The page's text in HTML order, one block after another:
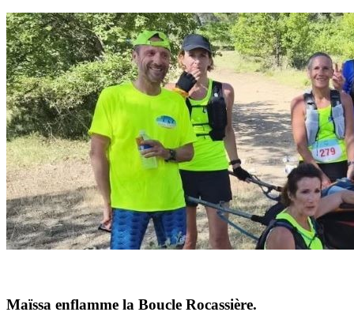
Maïssa enflamme la Boucle Rocassière.